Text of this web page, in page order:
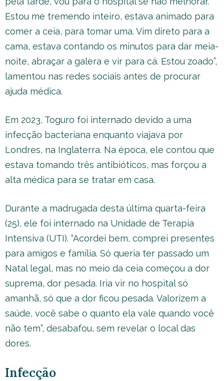
Estou me tremendo inteiro, estava animado para
comer a ceia, para tomar uma. Vim direto para a
cama, estava contando os minutos para dar meia-
noite, abraçar a galera e vir para cá. Estou zoado”,
lamentou nas redes sociais antes de procurar
ajuda médica.
Em 2023, Toguro foi internado devido a uma
infecção bacteriana enquanto viajava por
Londres, na Inglaterra. Na época, ele contou que
estava tomando três antibióticos, mas forçou a
alta médica para se tratar em casa.
Durante a madrugada desta última quarta-feira
(25), ele foi internado na Unidade de Terapia
Intensiva (UTI). “Acordei bem, comprei presentes
para amigos e família. Só queria ter passado um
Natal legal, mas no meio da ceia começou a dor
suprema, dor pesada. Iria vir no hospital só
amanhã, só que a dor ficou pesada. Valorizem a
saúde, você sabe o quanto ela vale quando você
não tem”, desabafou, sem revelar o local das
dores.
Infecção